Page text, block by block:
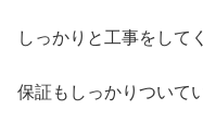
しっかりと工事をして
保証もしっかりついて